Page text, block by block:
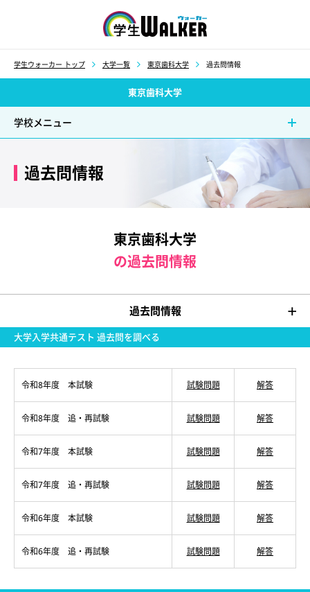
学生ウォーカー トップ 大学一覧 東京歯科大学 過去問情報
東京歯科大学
学校メニュー
過去問情報
東京歯科大学
の過去問情報
過去問情報
大学入学共通テスト 過去問を調べる
令和8年度 本試験 試験問題 解答
令和8年度 追・再試験 試験問題 解答
令和7年度 本試験 試験問題 解答
令和7年度 追・再試験 試験問題 解答
令和6年度 本試験 試験問題 解答
令和6年度 追・再試験 試験問題 解答